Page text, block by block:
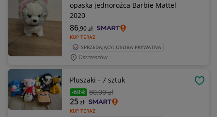
opaska jednorożca Barbie Mattel
2020
KUP TERAZ
86,90zł
SPRZEDAJĄCY: OSOBA PRYWATNA
Ostrzeszów
Pluszaki - 7 sztuk
-68% 80,00 zł
KUP TERAZ
25zł